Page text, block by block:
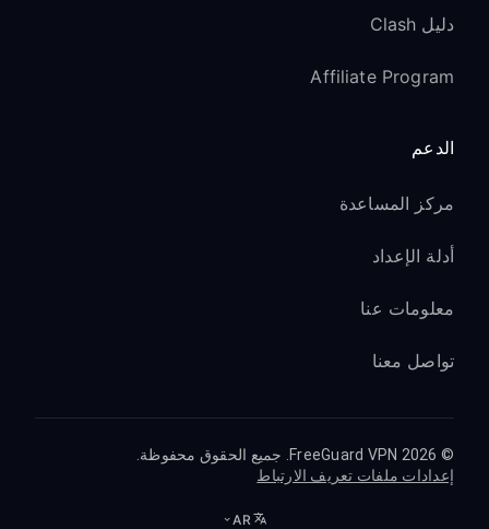
دليل Clash
Affiliate Program
الدعم
مركز المساعدة
أدلة الإعداد
معلومات عنا
تواصل معنا
© 2026 FreeGuard VPN. جميع الحقوق محفوظة.
إعدادات ملفات تعريف الارتباط
AR